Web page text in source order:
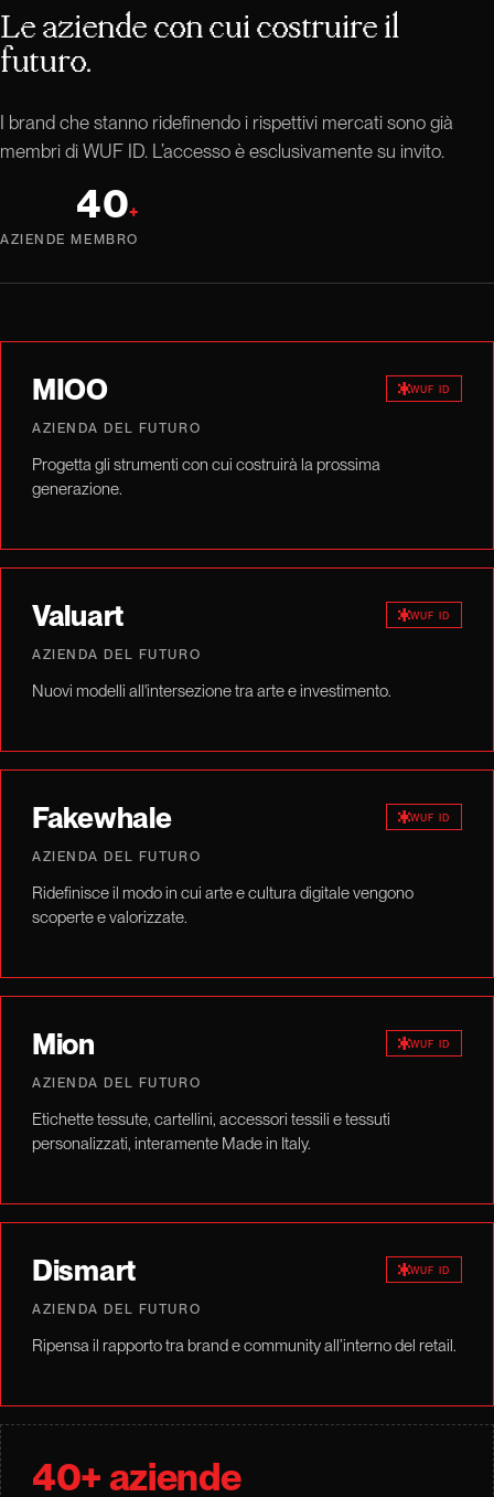
Le aziende con cui costruire il
futuro.
I brand che stanno ridefinendo i rispettivi mercati sono già
membri di WUF ID. L’accesso è esclusivamente su invito.
40+
AZIENDE MEMBRO
MIOO WUF ID
AZIENDA DEL FUTURO
Progetta gli strumenti con cui costruirà la prossima
generazione.
Valuart WUF ID
AZIENDA DEL FUTURO
Nuovi modelli all'intersezione tra arte e investimento.
Fakewhale WUF ID
AZIENDA DEL FUTURO
Ridefinisce il modo in cui arte e cultura digitale vengono
scoperte e valorizzate.
Mion WUF ID
AZIENDA DEL FUTURO
Etichette tessute, cartellini, accessori tessili e tessuti
personalizzati, interamente Made in Italy.
Dismart WUF ID
AZIENDA DEL FUTURO
Ripensa il rapporto tra brand e community all’interno del retail.
40+ aziende